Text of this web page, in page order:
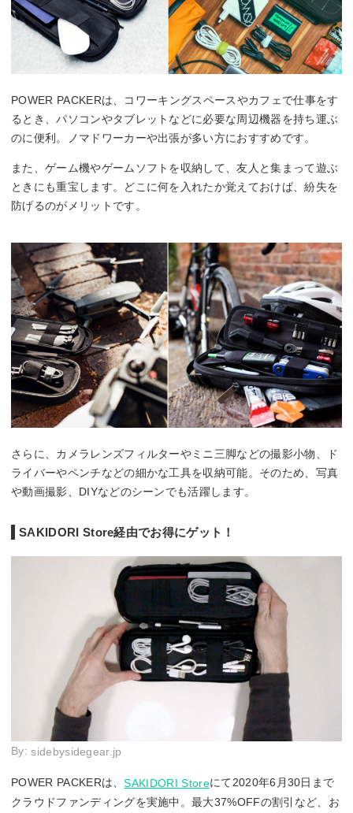
POWER PACKERは、コワーキングスペースやカフェで仕事をす
るとき、パソコンやタブレットなどに必要な周辺機器を持ち運ぶ
のに便利。ノマドワーカーや出張が多い方におすすめです。
また、ゲーム機やゲームソフトを収納して、友人と集まって遊ぶ
ときにも重宝します。どこに何を入れたか覚えておけば、紛失を
防げるのがメリットです。
さらに、カメラレンズフィルターやミニ三脚などの撮影小物、ド
ライバーやペンチなどの細かな工具を収納可能。そのため、写真
や動画撮影、DIYなどのシーンでも活躍します。
SAKIDORI Store経由でお得にゲット！
By:sidebysidegear.jp
POWER PACKERは、 SAKIDORI Storeにて2020年6月30日まで
クラウドファンディングを実施中。最大37%OFFの割引など、お